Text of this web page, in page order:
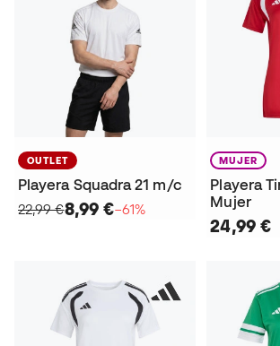
OUTLET
Playera Squadra 21 m/c
22,99 €8,99 €−61%
MUJER
Playera
Mujer
24,99 €